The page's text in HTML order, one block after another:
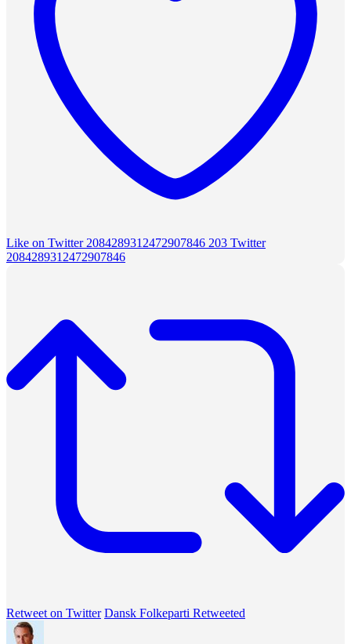
Like on Twitter 2084289312472907846 203 Twitter
2084289312472907846
Retweet on Twitter Dansk Folkeparti Retweeted